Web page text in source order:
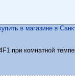
в магазине в
при комнатной